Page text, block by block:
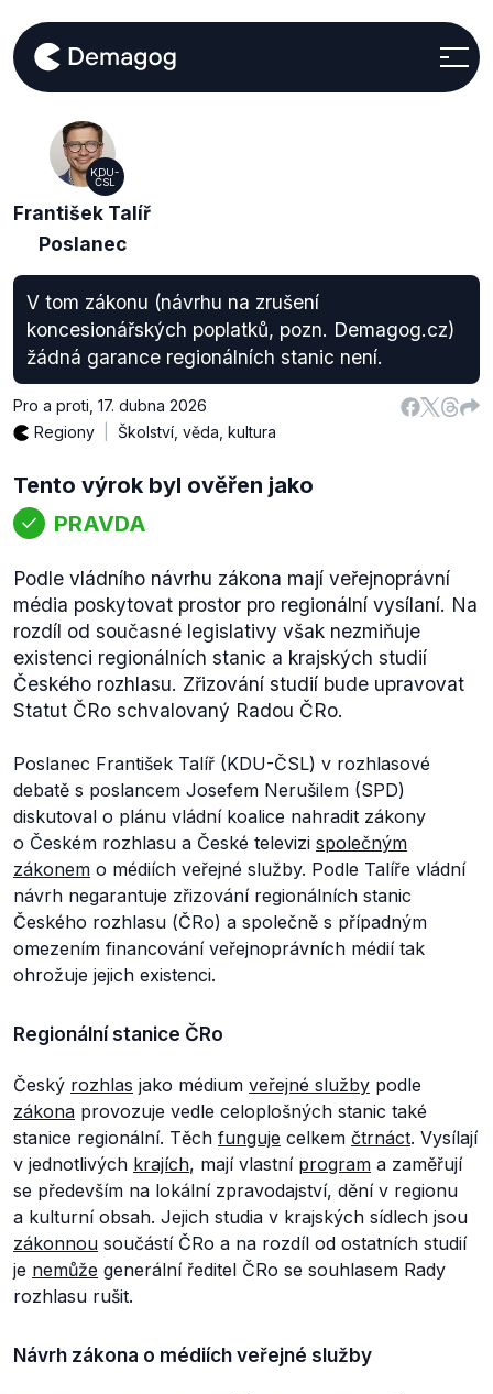
KDU-
ČSL
František Talíř
Poslanec
V tom zákonu (návrhu na zrušení
koncesionářských poplatků, pozn. Demagog.cz)
žádná garance regionálních stanic není.
Pro a proti 17. dubna 2026
Regiony
Školství, věda, kultura
Tento výrok byl ověřen jako
PRAVDA
Podle vládního návrhu zákona mají veřejnoprávní
média poskytovat prostor pro regionální vysílaní. Na
rozdíl od současné legislativy však nezmiňuje
existenci regionálních stanic a krajských studií
Českého rozhlasu. Zřizování studií bude upravovat
Statut ČRo schvalovaný Radou ČRo.
Poslanec František Talíř (KDU-ČSL) v rozhlasové
debatě s poslancem Josefem Nerušilem (SPD)
diskutoval o plánu vládní koalice nahradit zákony
o Českém rozhlasu a České televizi společným
zákonem o médiích veřejné služby. Podle Talíře vládní
návrh negarantuje zřizování regionálních stanic
Českého rozhlasu (ČRo) a společně s případným
omezením financování veřejnoprávních médií tak
ohrožuje jejich existenci.
Regionální stanice ČRo
Český rozhlas jako médium veřejné služby podle
zákona provozuje vedle celoplošných stanic také
stanice regionální. Těch funguje celkem čtrnáct. Vysílají
v jednotlivých krajích, mají vlastní program a zaměřují
se především na lokální zpravodajství, dění v regionu
a kulturní obsah. Jejich studia v krajských sídlech jsou
zákonnou součástí ČRo a na rozdíl od ostatních studií
je nemůže generální ředitel ČRo se souhlasem Rady
rozhlasu rušit.
Návrh zákona o médiích veřejné služby